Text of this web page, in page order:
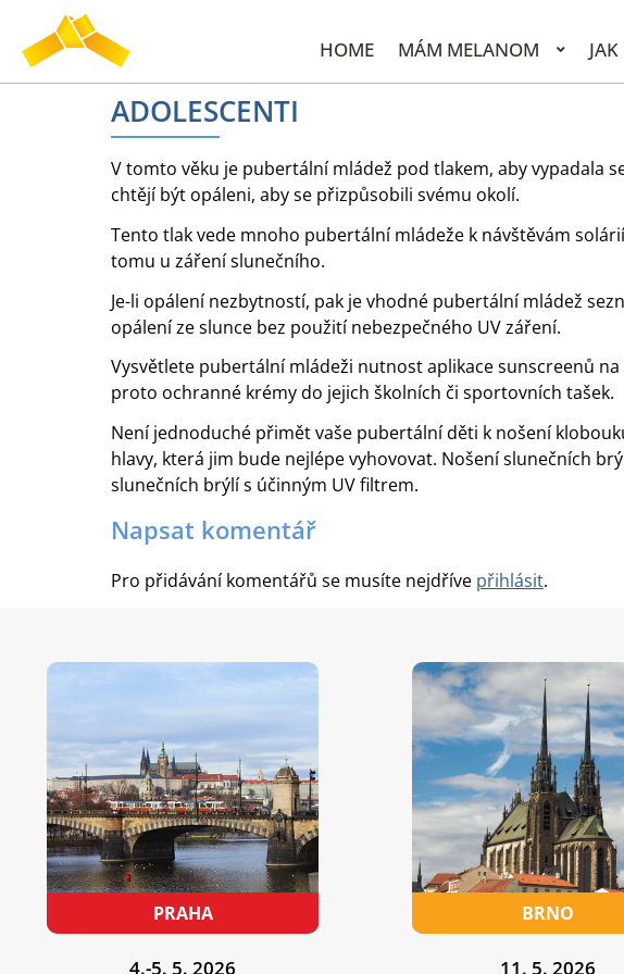
HOME MÁM MELANOM
ADOLESCENTI
V tomto věku je pubertální mládež pod tlakem, aby vypadala
chtějí být opáleni, aby se přizpůsobili svému okolí.
Tento tlak vede mnoho pubertální mládeže k návštěvám
tomu u záření slunečního.
Je-li opálení nezbytností, pak je vhodné pubertální mládež
opálení ze slunce bez použití nebezpečného UV záření.
Vysvětlete pubertální mládeži nutnost aplikace sunscreenů
proto ochranné krémy do jejich školních či sportovních tašek.
Není jednoduché přimět vaše pubertální děti k nošení
hlavy, která jim bude nejlépe vyhovovat. Nošení slunečních
slunečních brýlí s účinným UV filtrem.
Napsat komentář
Pro přidávání komentářů se musíte nejdříve přihlásit.
4.-5. 5. 2026 11. 5. 2026